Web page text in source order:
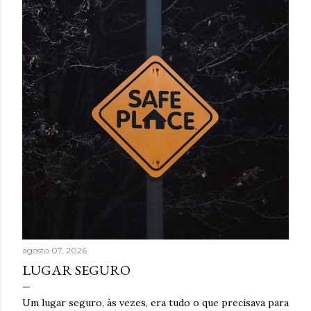
g
e
n
s
agosto 07, 2026
LUGAR SEGURO
Um lugar seguro, às vezes, era tudo o que precisava para